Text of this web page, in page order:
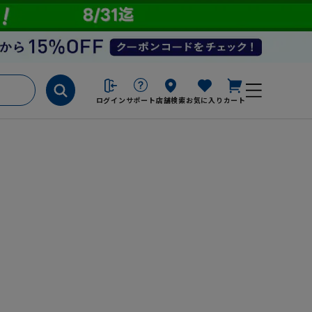
ログイン サポート店舗検索お気に入り カート